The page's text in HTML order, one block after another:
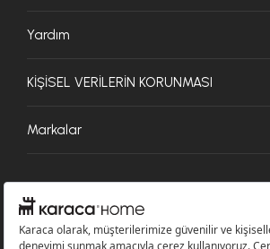
Yardım
KİŞİSEL VERİLERİN KORUNMASI
Markalar